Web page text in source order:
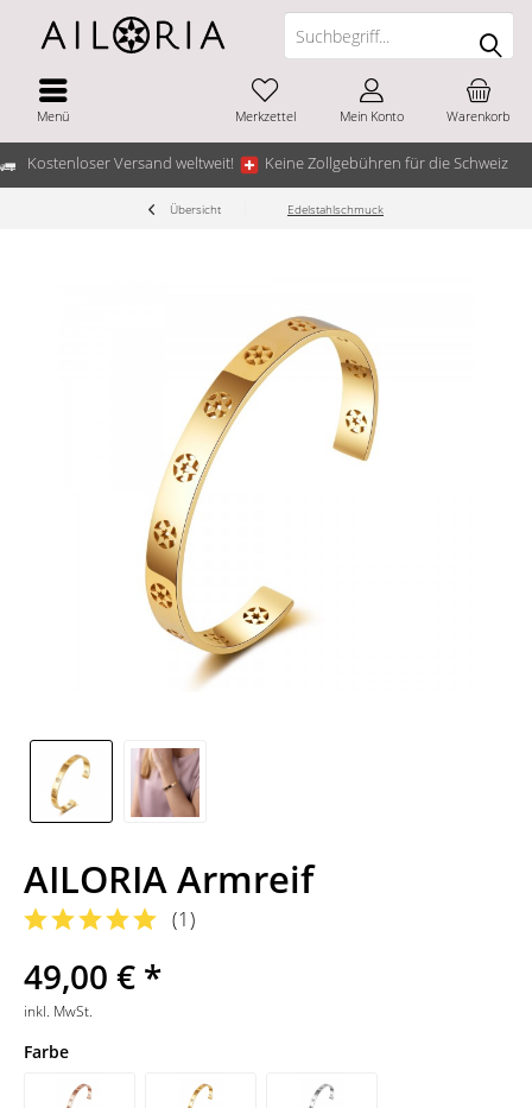
Kostenloser Versand weltweit! Keine Zollgebühren für die Schweiz
Menü Warenkorb
Merkzettel Mein Konto
Übersicht Edelstahlschmuck
AILORIA Armreif
(1)
49,00 € *
inkl. MwSt.
Farbe